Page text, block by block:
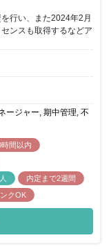
行い、また2024年2月
ンスも取得するなどア
ージャー, 期中管理, 不
間以内
内定まで2週間
クOK